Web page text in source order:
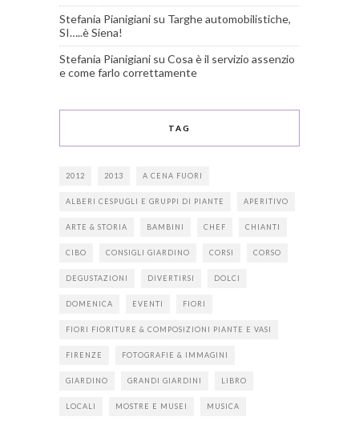
Stefania Pianigiani su Targhe automobilistiche,
SI…..è Siena!
Stefania Pianigiani su Cosa è il servizio assenzio
e come farlo correttamente
TAG
2012 2013 A CENA FUORI
ALBERI CESPUGLI E GRUPPI DI PIANTE APERITIVO
ARTE & STORIA BAMBINI CHEF CHIANTI
CIBO CONSIGLI GIARDINO CORSI CORSO
DEGUSTAZIONI DIVERTIRSI DOLCI
DOMENICA EVENTI FIORI
FIORI FIORITURE & COMPOSIZIONI PIANTE E VASI
FIRENZE FOTOGRAFIE & IMMAGINI
GIARDINO GRANDI GIARDINI LIBRO
LOCALI MOSTRE E MUSEI MUSICA